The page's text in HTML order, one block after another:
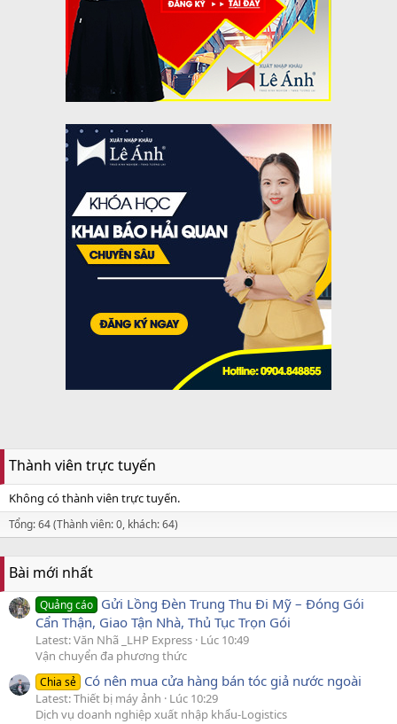
Thành viên trực tuyến
Không có thành viên trực tuyến.
Tổng: 64 (Thành viên: 0, khách: 64)
Bài mới nhất
Quảng cáo Gửi Lồng Đèn Trung Thu Đi Mỹ – Đóng Gói
Cẩn Thận, Giao Tận Nhà, Thủ Tục Trọn Gói
Latest: Văn Nhã _LHP Express Lúc 10:49
Vận chuyển đa phương thức
Chia sẻ Có nên mua cửa hàng bán tóc giả nước ngoài
Latest: Thiết bị máy ảnh
Lúc 10:29
Dịch vụ doanh nghiệp xuất nhập khẩu-Logistics